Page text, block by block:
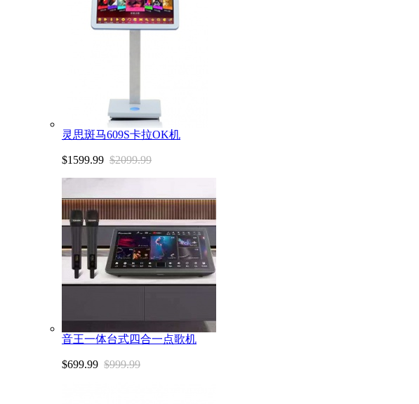
灵思斑马609S卡拉OK机
$1599.99 $2099.99
音王一体台式四合一点歌机
$699.99 $999.99